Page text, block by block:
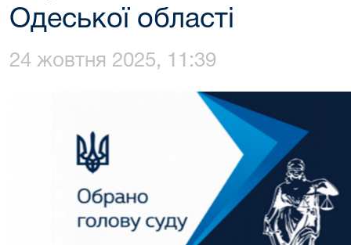
Одеської області
24 жовтня 2025, 11:39